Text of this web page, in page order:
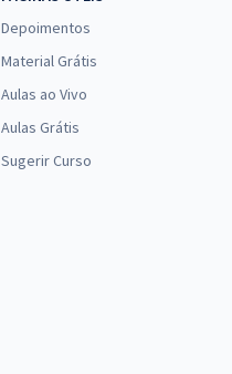
Depoimentos
Material Grátis
Aulas ao Vivo
Aulas Grátis
Sugerir Curso